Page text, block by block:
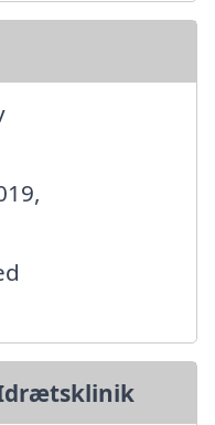
Idrætsklinik